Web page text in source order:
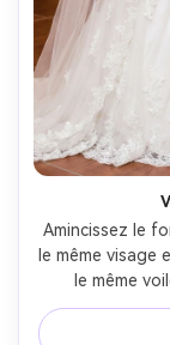
Amincissez le
le même visage
le même
préservant
gardez les